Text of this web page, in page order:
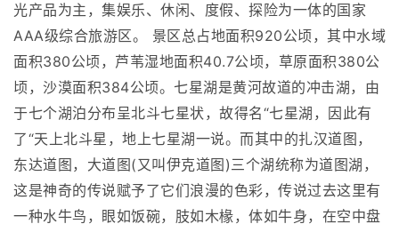
光产品为主，集娱乐、休闲、度假、探险为一体的国家
AAA级综合旅游区。 景区总占地面积920公顷，其中水域
面积380公顷，芦苇湿地面积40.7公顷，草原面积380公
顷，沙漠面积384公顷。七星湖是黄河故道的冲击湖，由
于七个湖泊分布呈北斗七星状，故得名“七星湖，因此有
了“天上北斗星，地上七星湖一说。而其中的扎汉道图，
东达道图，大道图(又叫伊克道图)三个湖统称为道图湖，
这是神奇的传说赋予了它们浪漫的色彩，传说过去这里有
一种水牛鸟，眼如饭碗，肢如木椽，体如牛身，在空中盘